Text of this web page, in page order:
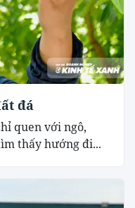
đá
quen với ngô,
thấy hướng đi...